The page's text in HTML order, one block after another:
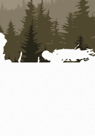
ПЕРЕЙТИ
ОСНОВНОМУ
СОДЕРЖАНИЮ